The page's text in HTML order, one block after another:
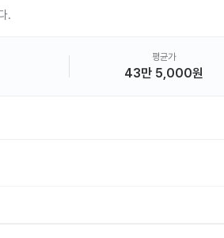
.
평균가
43만 5,000원